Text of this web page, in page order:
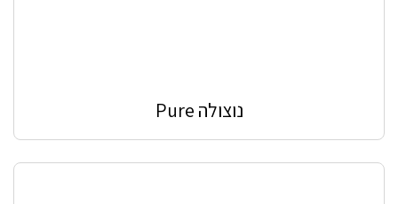
נוצולה Pure